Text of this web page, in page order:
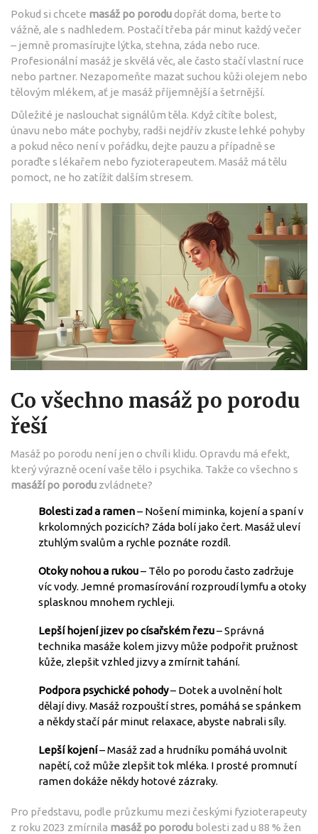
Pokud si chcete masáž po porodudopřát doma, berte to
vážně, ale s nadhledem. Postačí třeba pár minut každý večer
– jemně promasírujte lýtka, stehna, záda nebo ruce.
Profesionální masáž je skvělá věc, ale často stačí vlastní ruce
nebo partner. Nezapomeňte mazat suchou kůži olejem nebo
tělovým mlékem, ať je masáž příjemnější a šetrnější.
Důležité je naslouchat signálům těla. Když cítíte bolest,
únavu nebo máte pochyby, radši nejdřív zkuste lehké pohyby
a pokud něco není v pořádku, dejte pauzu a případně se
poraďte s lékařem nebo fyzioterapeutem. Masáž má tělu
pomoct, ne ho zatížit dalším stresem.
Co všechno masáž po porodu
řeší
Masáž po porodu není jen o chvíli klidu. Opravdu má efekt,
který výrazně ocení vaše tělo i psychika. Takže co všechno s
masáží po porodu zvládnete?
Bolesti zad a ramen– Nošení miminka, kojení a spaní v
krkolomných pozicích? Záda bolí jako čert. Masáž uleví
ztuhlým svalům a rychle poznáte rozdíl.
Otoky nohou a rukou– Tělo po porodu často zadržuje
víc vody. Jemné promasírování rozproudí lymfu a otoky
splasknou mnohem rychleji.
Lepší hojení jizev po císařském řezu– Správná
technika masáže kolem jizvy může podpořit pružnost
kůže, zlepšit vzhled jizvy a zmírnit tahání.
Podpora psychické pohody– Dotek a uvolnění holt
dělají divy. Masáž rozpouští stres, pomáhá se spánkem
a někdy stačí pár minut relaxace, abyste nabrali síly.
Lepší kojení– Masáž zad a hrudníku pomáhá uvolnit
napětí, což může zlepšit tok mléka. I prosté promnutí
ramen dokáže někdy hotové zázraky.
Pro představu, podle průzkumu mezi českými fyzioterapeuty
z roku 2023 zmírnila masáž po porodu bolesti zad u 88 % žen